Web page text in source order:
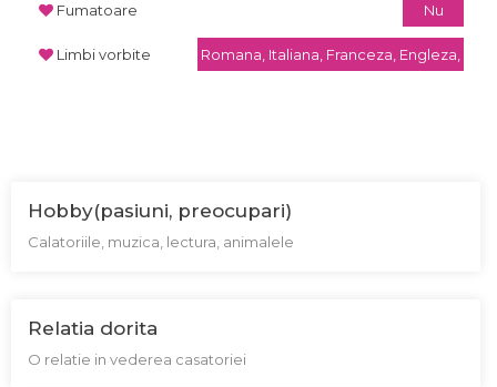
Fumatoare Nu
Limbi vorbite Romana, Italiana, Franceza, Engleza,
Hobby(pasiuni, preocupari)
Calatoriile, muzica, lectura, animalele
Relatia dorita
O relatie in vederea casatoriei